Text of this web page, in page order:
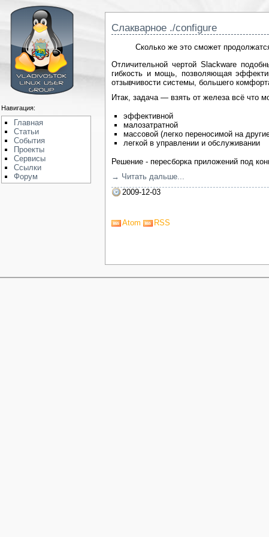
Навигация:
Главная
Статьи
События
Проекты
Сервисы
Ссылки
Форум
Слакварное ./configure
Сколько же это сможет
Отличительной чертой Slackware
гибкость и мощь, позволяющая
отзывчивости системы, большего
Итак, задача — взять от железа всё что
эффективной
малозатратной
массовой (легко переносимой на
легкой в управлении и обслуживании
Решение - пересборка приложений под
→ Читать дальше...
2009-12-03
Atom
RSS